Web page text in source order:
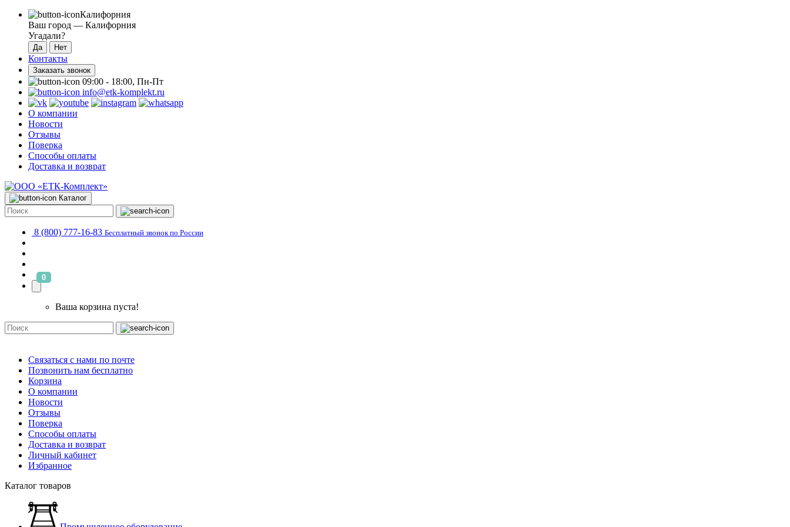
Калифорния
Ваш город — Калифорния
Угадали?
Контакты
Заказать звонок
09:00 - 18:00, Пн-Пт
info@etk-komplekt.ru
О компании
Новости
Отзывы
Поверка
Способы оплаты
Доставка и возврат
Каталог
8 (800) 777-16-83 Бесплатный звонок по России
0
Ваша корзина пуста!
Связаться с нами по почте
Позвонить нам бесплатно
Корзина
О компании
Новости
Отзывы
Поверка
Способы оплаты
Доставка и возврат
Личный кабинет
Избранное
Каталог товаров